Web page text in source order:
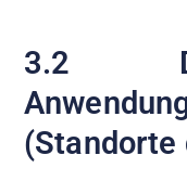
3.2 Der
(Standorte